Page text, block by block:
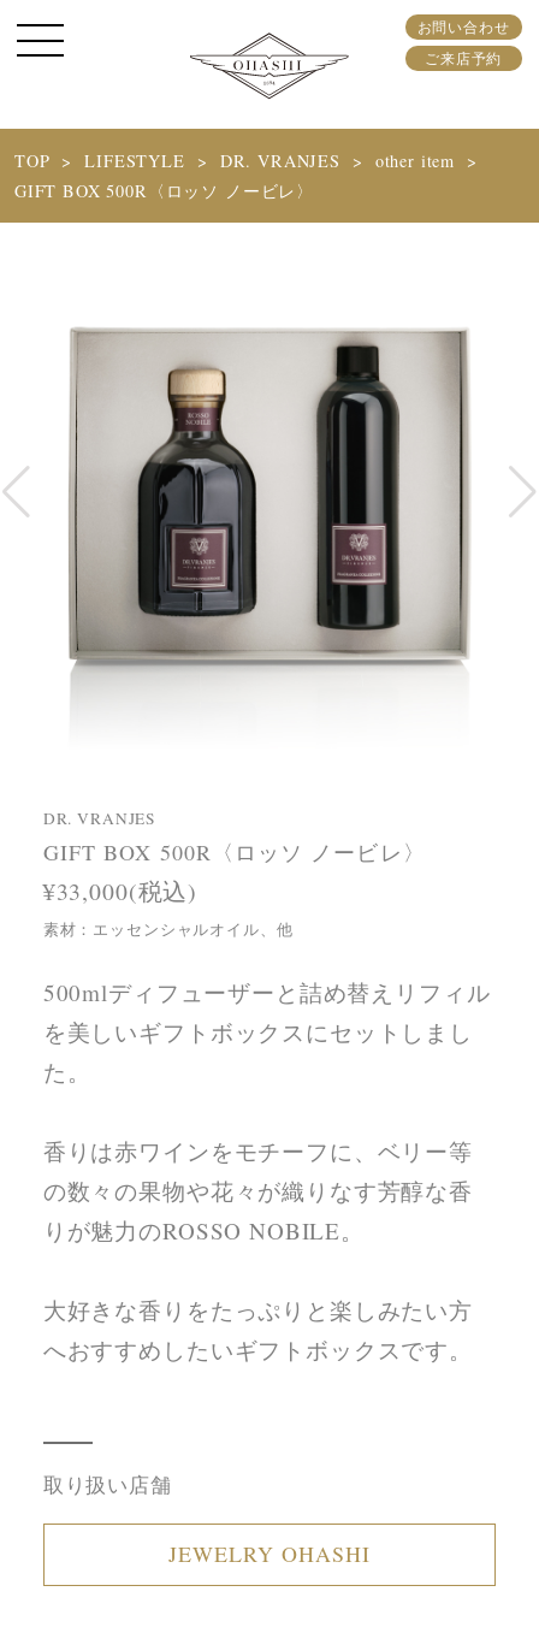
お問い合わせ
ご来店予約
TOP LIFESTYLE DR. VRANJES
other item
GIFT BOX 500R〈ロッソ ノービレ〉
DR. VRANJES
GIFT BOX 500R〈ロッソ ノービレ〉
¥33,000(税込)
素材：エッセンシャルオイル、他
500mlディフューザーと詰め替えリフィル
を美しいギフトボックスにセットしまし
た。
香りは赤ワインをモチーフに、ベリー等
の数々の果物や花々が織りなす芳醇な香
りが魅力のROSSO NOBILE。
大好きな香りをたっぷりと楽しみたい方
へおすすめしたいギフトボックスです。
取り扱い店舗
JEWELRY OHASHI